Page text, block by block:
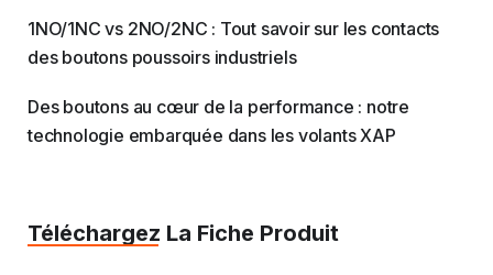
1NO/1NC vs 2NO/2NC : Tout savoir sur les contacts
des boutons poussoirs industriels
Des boutons au cœur de la performance : notre
technologie embarquée dans les volants XAP
Téléchargez La Fiche Produit